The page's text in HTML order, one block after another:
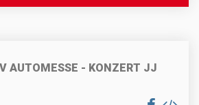
AUTOMESSE - KONZERT JJ